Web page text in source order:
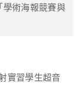
學術海報競賽與
實習學生超音